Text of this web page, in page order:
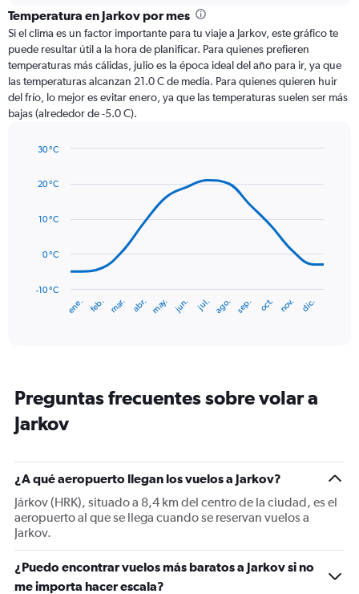
categories.
Range:
12
categories.
The
chart
has
1
axis
values.
Temperatura en Jarkov por mes
Si el clima es un factor importante para tu viaje a Jarkov, este gráfico te
puede resultar útil a la hora de planificar. Para quienes prefieren
temperaturas más cálidas, julio es la época ideal del año para ir, ya que
las temperaturas alcanzan 21.0 C de media. Para quienes quieren huir
del frío, lo mejor es evitar enero, ya que las temperaturas suelen ser más
bajas (alrededor de -5.0 C).
with
data
The
has
14
categories.
The
has
1
axis
displaying
values.
Range:
-10
to
ene. feb. mar. abr. may. jun. jul. ago. sep. oct. nov. dic.
-10 °C
0 °C
10 °C
20 °C
30 °C
Preguntas frecuentes sobre volar a
Jarkov
¿A qué aeropuerto llegan los vuelos a Jarkov?
Járkov (HRK), situado a 8,4 km del centro de la ciudad, es el
aeropuerto al que se llega cuando se reservan vuelos a
Jarkov.
¿Puedo encontrar vuelos más baratos a Jarkov si no
me importa hacer escala?